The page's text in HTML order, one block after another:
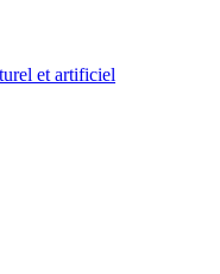
et artificiel